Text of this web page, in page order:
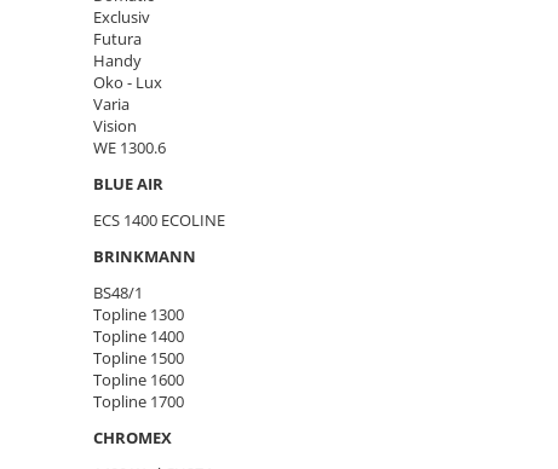
Exclusiv
Futura
Handy
Oko - Lux
Varia
Vision
WE 1300.6
BLUE AIR
ECS 1400 ECOLINE
BRINKMANN
BS48/1
Topline 1300
Topline 1400
Topline 1500
Topline 1600
Topline 1700
CHROMEX